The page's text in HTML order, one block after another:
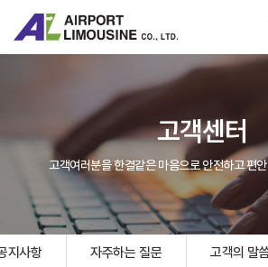
고객센터
고객여러분을 한결같은 마음으로 안전하고 편
지사항 자주하는 질문 고객의 말